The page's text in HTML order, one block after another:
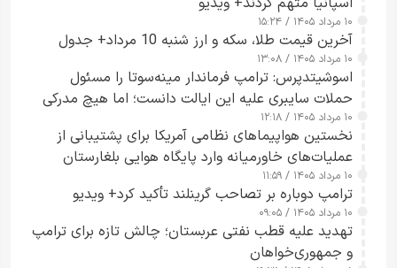
۱۰ مرداد ۱۴۰۵ / ۱۵:۲۴
آخرین قیمت طلا، سکه و ارز شنبه 10 مرداد+ جدول
۱۰ مرداد ۱۴۰۵ / ۱۳:۰۸
اسوشیتدپرس: ترامپ فرماندار مینه‌سوتا را مسئول
حملات سایبری علیه این ایالت دانست؛ اما هیچ مدرکی
ارائه نکرد
۱۰ مرداد ۱۴۰۵ / ۱۲:۱۸
نخستین هواپیماهای نظامی آمریکا برای پشتیبانی از
عملیات‌های خاورمیانه وارد پایگاه هوایی بلغارستان
شدند
۱۰ مرداد ۱۴۰۵ / ۱۱:۵۹
ترامپ دوباره بر تصاحب گرینلند تأکید کرد+ ویدیو
۱۰ مرداد ۱۴۰۵ / ۰۹:۰۵
تهدید علیه قطب نفتی عربستان؛ چالش تازه برای ترامپ
و جمهوری‌خواهان